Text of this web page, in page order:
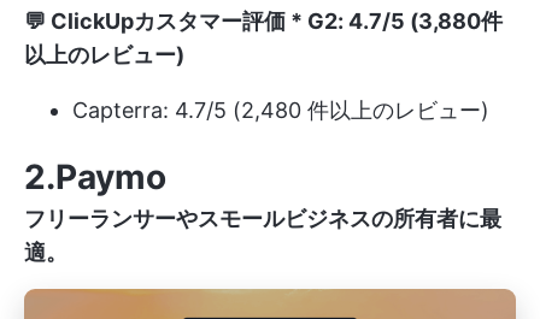
💬 ClickUpカスタマー評価 * G2: 4.7/5 (3,880件
以上のレビュー)
Capterra: 4.7/5 (2,480 件以上のレビュー)
2.Paymo
フリーランサーやスモールビジネスの所有者に最
適。